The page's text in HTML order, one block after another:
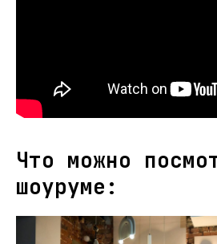
Что можно
шоуруме: